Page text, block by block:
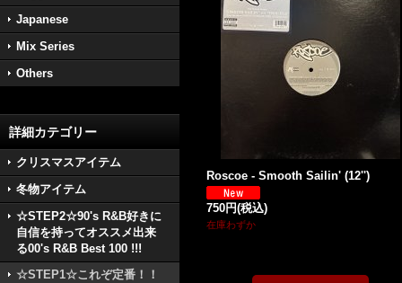
Japanese
Mix Series
Others
詳細カテゴリー
クリスマスアイテム
冬物アイテム
☆STEP2☆90's R&B好きに
自信を持ってオススメ出来
る00's R&B Best 100 !!!
☆STEP1☆これぞ定番！！
Roscoe - Smooth Sailin' (12'')
750円(税込)
在庫わずか